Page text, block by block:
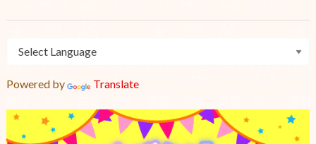
Powered by Translate